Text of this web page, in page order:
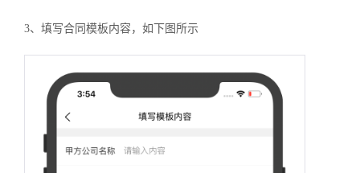
3、填写合同模板内容，如下图所示